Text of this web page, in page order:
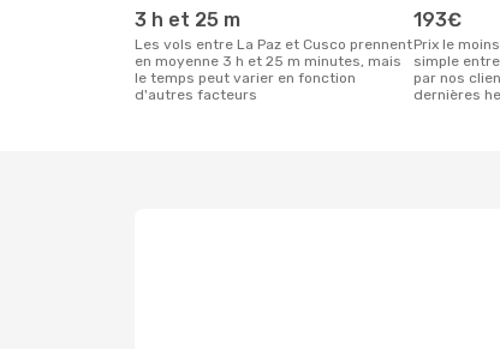
3 h et 25 m
Les vols entre La Paz et Cusco prennent
en moyenne 3 h et 25 m minutes, mais
le temps peut varier en fonction
d'autres facteurs
193€
Prix le moins cher pour un vol aller
simple
par nos
dernières